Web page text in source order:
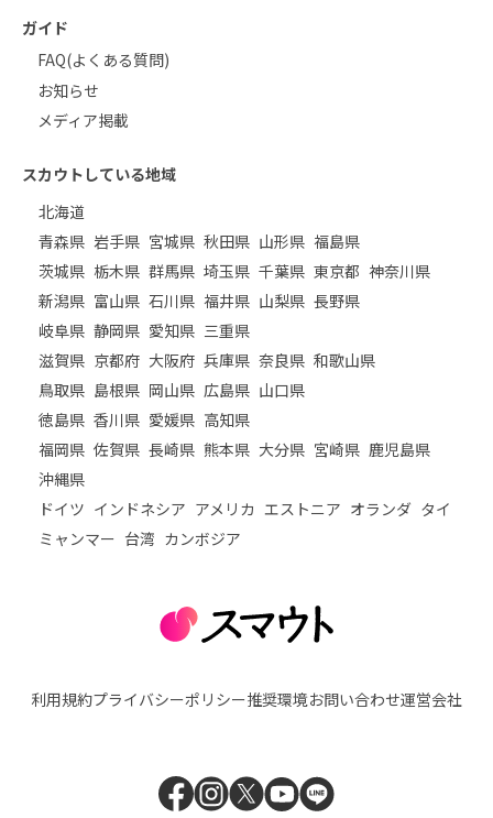
ガイド
FAQ(よくある質問)
お知らせ
メディア掲載
スカウトしている地域
北海道
青森県 岩手県 宮城県 秋田県 山形県 福島県
茨城県 栃木県 群馬県 埼玉県 千葉県 東京都 神奈川県
新潟県 富山県 石川県 福井県 山梨県 長野県
岐阜県 静岡県 愛知県 三重県
滋賀県 京都府 大阪府 兵庫県 奈良県 和歌山県
鳥取県 島根県 岡山県 広島県 山口県
徳島県 香川県 愛媛県 高知県
福岡県 佐賀県 長崎県 熊本県 大分県 宮崎県 鹿児島県
沖縄県
ドイツ インドネシア アメリカ エストニア オランダ タイ
ミャンマー 台湾 カンボジア
利用規約プライバシーポリシー推奨環境お問い合わせ運営会社